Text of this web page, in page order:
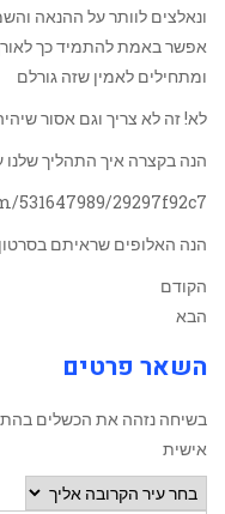
ונאלצים לוותר על ההנאה
אפשר באמת להתמיד כך
ומתחילים לאמין שזה גורלם
לא! זה לא צריך וגם אסור
הנה בקצרה איך התהליך
531647989/29297f92c7
הנה האלופים שראיתם
הקודם
הבא
השאר פרטים
בשיחה נזהה את הכשלים
אישית